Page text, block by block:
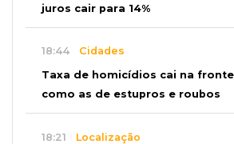
juros cair para 14%
18:44 Cidades
Taxa de homicídios cai na
como as de estupros e roubos
18:21 Localização